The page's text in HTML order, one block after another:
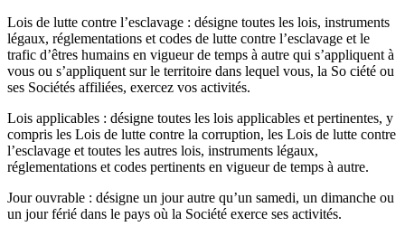
Lois de lutte contre l’esclavage : désigne toutes les lois, instruments
légaux, réglementations et codes de lutte contre l’esclavage et le
trafic d’êtres humains en vigueur de temps à autre qui s’appliquent à
vous ou s’appliquent sur le territoire dans lequel vous, la So ciété ou
ses Sociétés affiliées, exercez vos activités.
Lois applicables : désigne toutes les lois applicables et pertinentes, y
compris les Lois de lutte contre la corruption, les Lois de lutte contre
l’esclavage et toutes les autres lois, instruments légaux,
réglementations et codes pertinents en vigueur de temps à autre.
Jour ouvrable : désigne un jour autre qu’un samedi, un dimanche ou
un jour férié dans le pays où la Société exerce ses activités.